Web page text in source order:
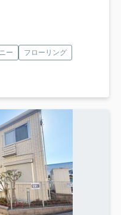
ー
フローリング